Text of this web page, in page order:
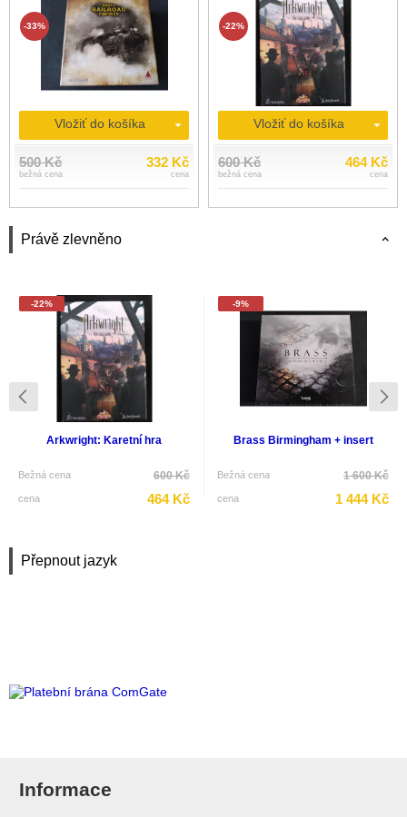
Přepnout jazyk
-33%
Vložiť do košíka
500 Kč
bežná cena
332 Kč
cena
-22%
Vložiť do košíka
600 Kč
bežná cena
464 Kč
cena
Právě zlevněno
-22%
Arkwright: Karetní hra
Bežná cena 600 Kč
cena 464 Kč
-9%
Brass Birmingham + insert
Bežná cena 1 600 Kč
cena 1 444 Kč
Informace